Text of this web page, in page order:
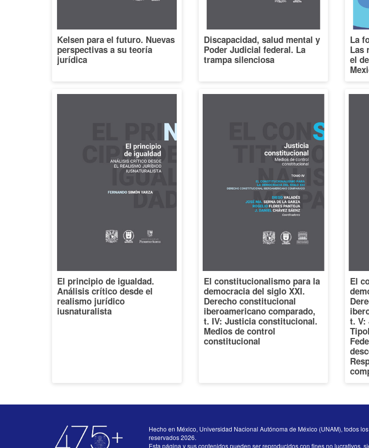
Kelsen para el futuro. Nuevas
perspectivas a su teoría
jurídica
Discapacidad, salud mental y
Poder Judicial federal. La
trampa silenciosa
La
Las
el
El principio de igualdad.
Análisis crítico desde el
realismo jurídico
iusnaturalista
El constitucionalismo para la
democracia del siglo XXI.
Derecho constitucional
iberoamericano comparado,
t. IV: Justicia constitucional.
Medios de control
constitucional
El
t. V:
Hecho en México, Universidad Nacional Autónoma de México (UNAM), todos
reservados 2026.
Esta página y sus contenidos pueden ser reproducidos con fines no lucrativos,